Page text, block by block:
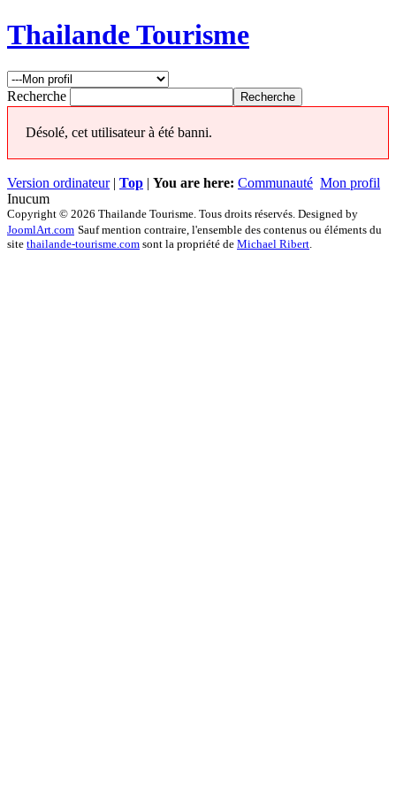
Thailande Tourisme
Recherche
Désolé, cet utilisateur à été banni.
Version ordinateur| Top | You are here: Communauté Mon profil
Inucum
Copyright © 2026 Thailande Tourisme. Tous droits réservés. Designed by
JoomlArt.com Sauf mention contraire, l'ensemble des contenus ou éléments du
site thailande-tourisme.com sont la propriété de Michael Ribert